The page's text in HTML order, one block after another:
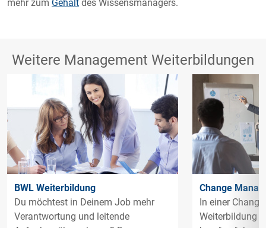
mehr zum Gehalt des Wissensmanagers.
Weitere Management Weiterbildungen
BWL Weiterbildung
Du möchtest in Deinem Job mehr
Verantwortung und leitende
Change
In einer
Weiterbildung